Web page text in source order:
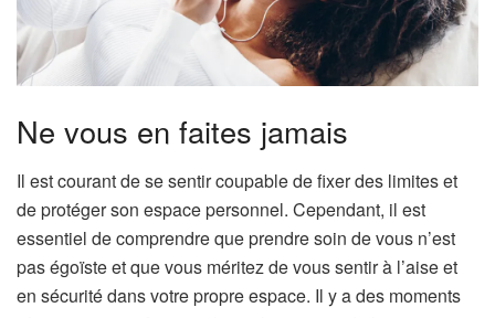
Ne vous en faites jamais
Il est courant de se sentir coupable de fixer des limites et
de protéger son espace personnel. Cependant, il est
essentiel de comprendre que prendre soin de vous n’est
pas égoïste et que vous méritez de vous sentir à l’aise et
en sécurité dans votre propre espace. Il y a des moments